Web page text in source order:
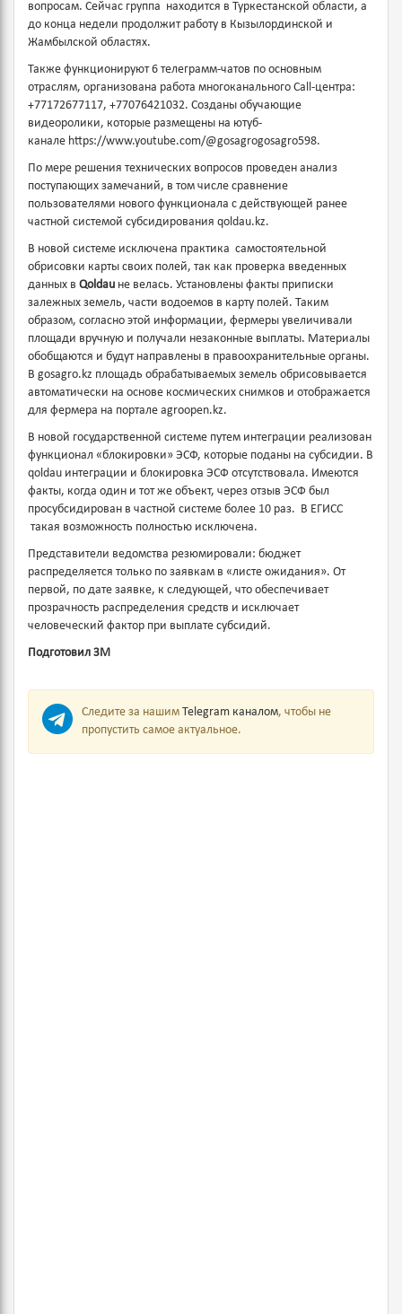
вопросам. Сейчас группа находится в Туркестанской области, а
до конца недели продолжит работу в Кызылординской и
Жамбылской областях.
Также функционируют 6 телеграмм-чатов по основным
отраслям, организована работа многоканального Call-центра:
+77172677117, +77076421032. Созданы обучающие
видеоролики, которые размещены на ютуб-
канале https://www.youtube.com/@gosagrogosagro598.
По мере решения технических вопросов проведен анализ
поступающих замечаний, в том числе сравнение
пользователями нового функционала c действующей ранее
частной системой субсидирования qoldau.kz.
В новой системе исключена практика самостоятельной
обрисовки карты своих полей, так как проверка введенных
данных в Qoldau не велась. Установлены факты приписки
залежных земель, части водоемов в карту полей. Таким
образом, согласно этой информации, фермеры увеличивали
площади вручную и получали незаконные выплаты. Материалы
обобщаются и будут направлены в правоохранительные органы.
В gosagro.kz площадь обрабатываемых земель обрисовывается
автоматически на основе космических снимков и отображается
для фермера на портале agroopen.kz.
В новой государственной системе путем интеграции реализован
функционал «блокировки» ЭСФ, которые поданы на субсидии. В
qoldau интеграции и блокировка ЭСФ отсутствовала. Имеются
факты, когда один и тот же объект, через отзыв ЭСФ был
просубсидирован в частной системе более 10 раз. В ЕГИСС
такая возможность полностью исключена.
Представители ведомства резюмировали: бюджет
распределяется только по заявкам в «листе ожидания». От
первой, по дате заявке, к следующей, что обеспечивает
прозрачность распределения средств и исключает
человеческий фактор при выплате субсидий.
Подготовил ЗМ
Следите за нашим Telegram каналом, чтобы не
пропустить самое актуальное.